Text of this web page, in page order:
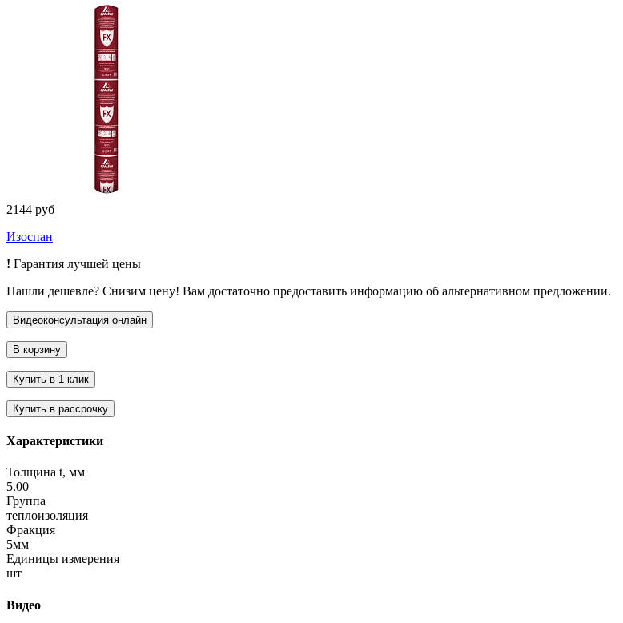
2144 руб
Изоспан
! Гарантия лучшей цены
Нашли дешевле? Снизим цену! Вам достаточно предоставить информацию об альтернативном предложении.
Характеристики
Толщина t, мм
5.00
Группа
теплоизоляция
Фракция
5мм
Единицы измерения
шт
Видео